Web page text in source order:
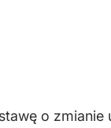
o